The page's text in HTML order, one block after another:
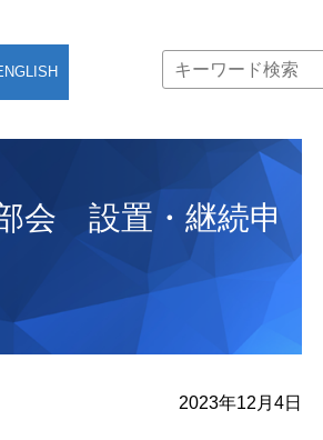
会 設置・継続申
2023年12月4日